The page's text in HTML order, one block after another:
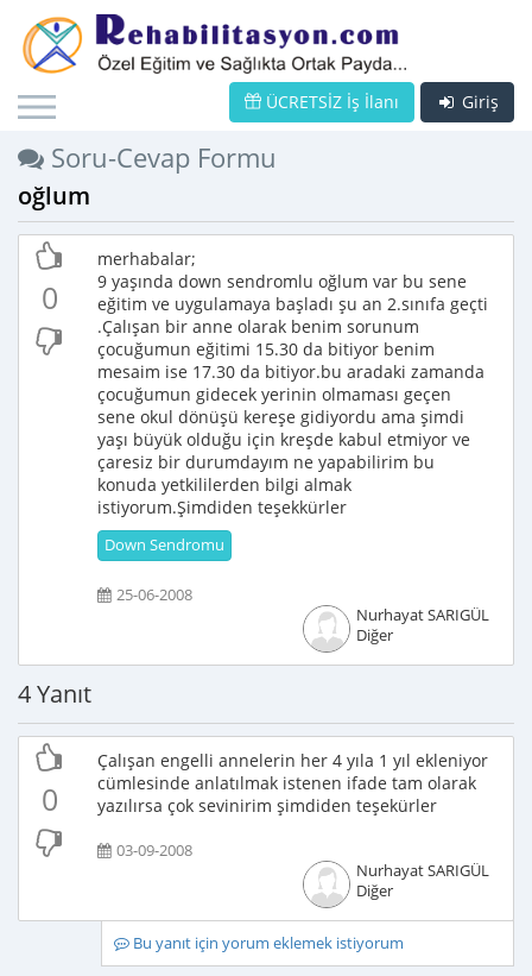
Giriş
ÜCRETSİZ İş İlanı
Soru-Cevap Formu
oğlum
0
merhabalar;
9 yaşında down sendromlu oğlum var bu sene
eğitim ve uygulamaya başladı şu an 2.sınıfa geçti
.Çalışan bir anne olarak benim sorunum
çocuğumun eğitimi 15.30 da bitiyor benim
mesaim ise 17.30 da bitiyor.bu aradaki zamanda
çocuğumun gidecek yerinin olmaması geçen
sene okul dönüşü kereşe gidiyordu ama şimdi
yaşı büyük olduğu için kreşde kabul etmiyor ve
çaresiz bir durumdayım ne yapabilirim bu
konuda yetkililerden bilgi almak
istiyorum.Şimdiden teşekkürler
Down Sendromu
25-06-2008
Nurhayat SARIGÜL
Diğer
4 Yanıt
0
Çalışan engelli annelerin her 4 yıla 1 yıl ekleniyor
cümlesinde anlatılmak istenen ifade tam olarak
yazılırsa çok sevinirim şimdiden teşekürler
03-09-2008
Nurhayat SARIGÜL
Diğer
Bu yanıt için yorum eklemek istiyorum